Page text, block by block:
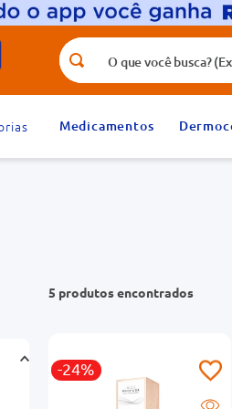
O que você busca? (Ex.: vitamina,
Medicamentos
5 produtos
-24%
Termos mais buscados
1
medicamento